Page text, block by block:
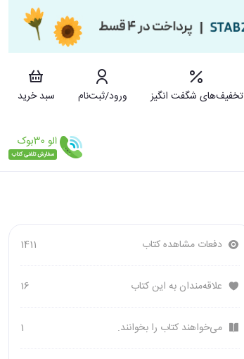
تخفیف‌های شگفت انگیز ورود/ثبت‌نام
سبد خرید
دفعات مشاهده کتاب 1411
علاقه‌مندان به این کتاب 16
می‌خواهند کتاب را بخوانند. 1